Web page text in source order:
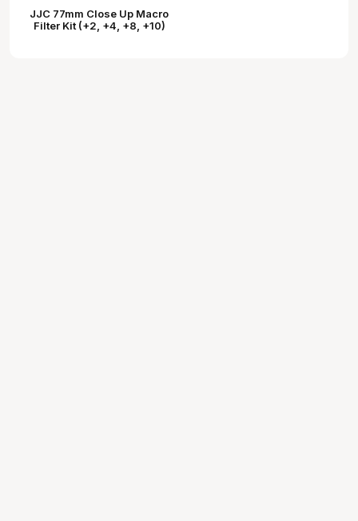
JJC 77mm Close Up Macro
Filter Kit (+2, +4, +8, +10)